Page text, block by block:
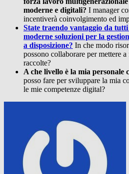
moderne e digitali? I manager
incentiverà coinvolgimento ed
State traendo vantaggio da
moderne soluzioni per la
a disposizione? In che modo
possono collaborare per mettere
raccolte?
A che livello è la mia personale
posso fare per sviluppare la mia
le mie competenze digital?